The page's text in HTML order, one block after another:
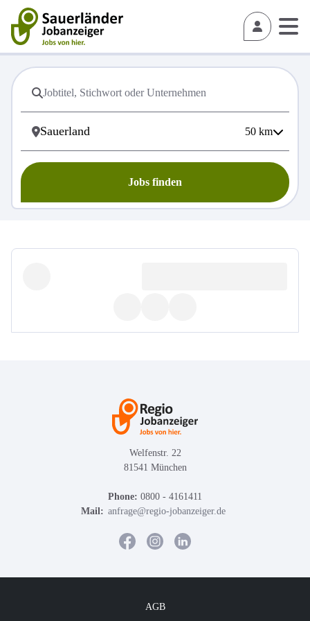
50 km
Jobs finden
Welfenstr. 22
81541 München
Phone: 0800 - 4161411
Mail: anfrage@regio-jobanzeiger.de
AGB